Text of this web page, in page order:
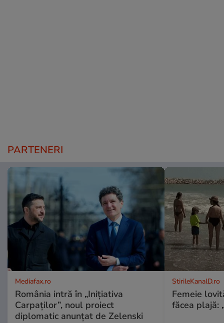
PARTENERI
Mediafax.ro
România intră în „Inițiativa
Carpaților”, noul proiect
diplomatic anunțat de Zelenski
StirileKanalD.ro
Femeie
făcea plajă: